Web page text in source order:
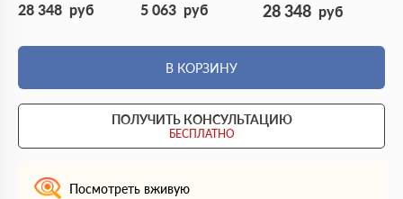
28 348 руб 5 063 руб 28 348 руб
В КОРЗИНУ
ПОЛУЧИТЬ КОНСУЛЬТАЦИЮ
БЕСПЛАТНО
Посмотреть вживую